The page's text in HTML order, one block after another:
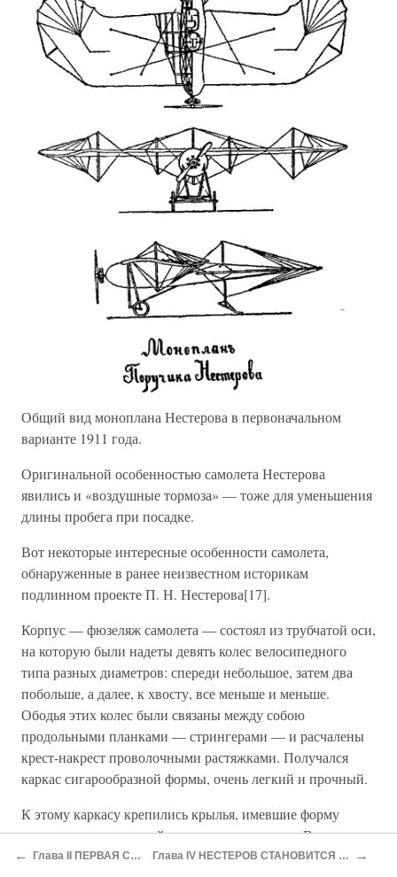
Общий вид моноплана Нестерова в первоначальном
варианте 1911 года.
Оригинальной особенностью самолета Нестерова
явились и «воздушные тормоза» — тоже для уменьшения
длины пробега при посадке.
Вот некоторые интересные особенности самолета,
обнаруженные в ранее неизвестном историкам
подлинном проекте П. Н. Нестерова[17].
Корпус — фюзеляж самолета — состоял из трубчатой оси,
на которую были надеты девять колес велосипедного
типа разных диаметров: спереди небольшое, затем два
побольше, а далее, к хвосту, все меньше и меньше.
Ободья этих колес были связаны между собою
продольными планками — стрингерами — и расчалены
крест-накрест проволочными растяжками. Получался
каркас сигарообразной формы, очень легкий и прочный.
К этому каркасу крепились крылья, имевшие форму
летающих семян индийского дерева цанония. В своем
проекте Нестеров указывал: «Подобные крылья дают
← Глава II ПЕРВАЯ СЛУЖБА Глава IV НЕСТЕРОВ СТАНОВИТСЯ ЛЁТЧИКОМ →